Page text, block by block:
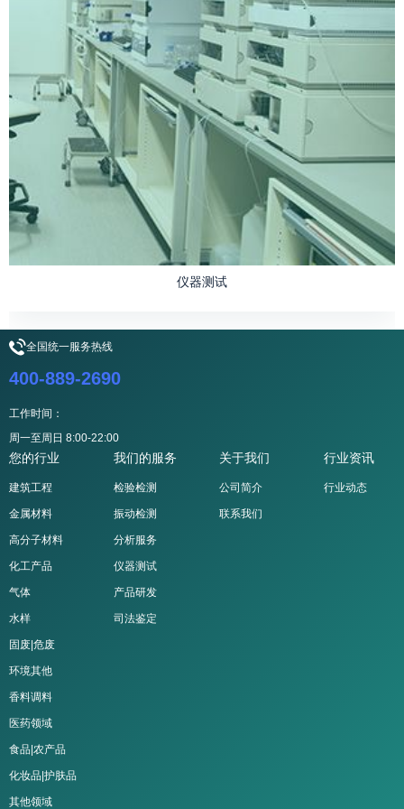
仪器测试
全国统一服务热线
400-889-2690
工作时间：
周一至周日 8:00-22:00
您的行业
建筑工程
金属材料
高分子材料
化工产品
气体
水样
固废|危废
环境其他
香料调料
医药领域
食品|农产品
化妆品|护肤品
其他领域
我们的服务
检验检测
振动检测
分析服务
仪器测试
产品研发
司法鉴定
关于我们
公司简介
联系我们
行业资讯
行业动态